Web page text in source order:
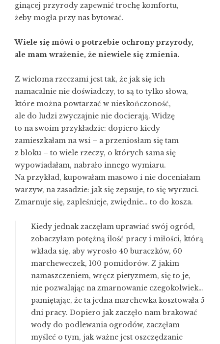
ginącej przyrody zapewnić trochę komfortu,
żeby mogła przy nas bytować.
Wiele się mówi o potrzebie ochrony przyrody,
ale mam wrażenie, że niewiele się zmienia.
Z wieloma rzeczami jest tak, że jak się ich
namacalnie nie doświadczy, to są to tylko słowa,
które można powtarzać w nieskończoność,
ale do ludzi zwyczajnie nie docierają. Widzę
to na swoim przykładzie: dopiero kiedy
zamieszkałam na wsi – a przeniosłam się tam
z bloku – to wiele rzeczy, o których sama się
wypowiadałam, nabrało innego wymiaru.
Na przykład, kupowałam masowo i nie doceniałam
warzyw, na zasadzie: jak się zepsuje, to się wyrzuci.
Zmarnuje się, zapleśnieje, zwiędnie… to do kosza.
Kiedy jednak zaczęłam uprawiać swój ogród,
zobaczyłam potężną ilość pracy i miłości, którą
wkłada się, aby wyrosło 40 buraczków, 60
marcheweczek, 100 pomidorów. Z jakim
namaszczeniem, wręcz pietyzmem, się to je,
nie pozwalając na zmarnowanie czegokolwiek…
pamiętając, że ta jedna marchewka kosztowała 5
dni pracy. Dopiero jak zaczęło nam brakować
wody do podlewania ogrodów, zaczęłam
myśleć o tym, jak ważne jest oszczędzanie